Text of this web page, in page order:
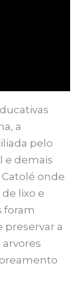
a
pelo
e demais
onde
lixo e
foram
preservar a